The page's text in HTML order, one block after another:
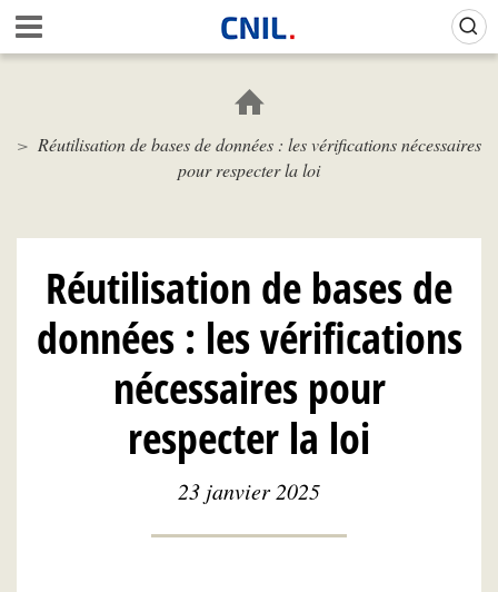
Aller
au
contenu
c
i
N
L
Réutilisation de bases de données : les vérifications nécessaires
pour respecter la loi
Réutilisation de bases de
données : les vérifications
nécessaires pour
respecter la loi
23 janvier 2025
Gestion de vos préférences sur les cookies (témoins de connexion)